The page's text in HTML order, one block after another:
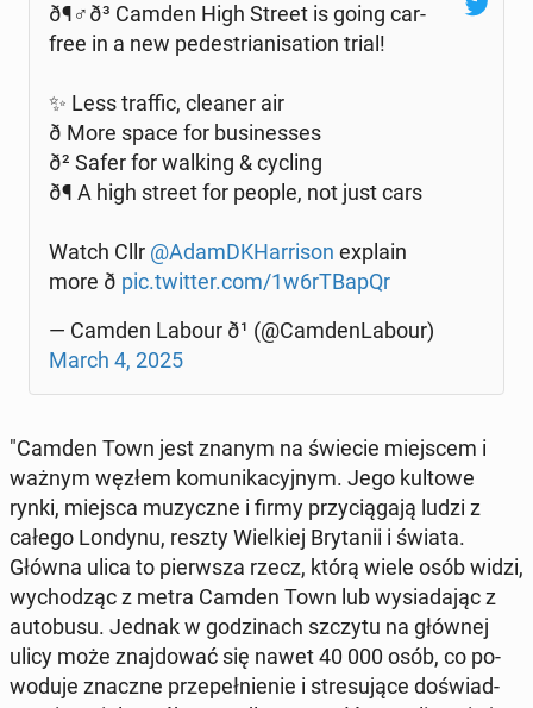
ð¶‍♂️ð³ Camden High Street is going car-
free in a new pe­de­stria­ni­sa­tion trial!
✨ Less traffic, cleaner air
ð️ More space for bu­si­nesses
ð² Safer for walking & cycling
ð¶ A high street for people, not just cars
Watch Cllr @AdamD­KHar­ri­son explain
more ð pic.twitter.com/1w6rTBapQr
— Camden Labour ð¹ (@Cam­den­La­bo­ur)
March 4, 2025
"Camden Town jest znanym na świecie miej­scem i
ważnym węzłem ko­mu­ni­ka­cyj­nym. Jego kultowe
rynki, miejsca mu­zycz­ne i firmy przy­cią­ga­ją ludzi z
całego Londynu, reszty Wiel­kiej Bry­ta­nii i świata.
Główna ulica to pierw­sza rzecz, którą wiele osób widzi,
wy­cho­dząc z metra Camden Town lub wy­sia­da­jąc z
au­to­bu­su. Jednak w go­dzi­nach szczytu na głównej
ulicy może znaj­do­wać się nawet 40 000 osób, co po­
wo­du­je znaczne prze­peł­nie­nie i stre­su­ją­ce do­świad­